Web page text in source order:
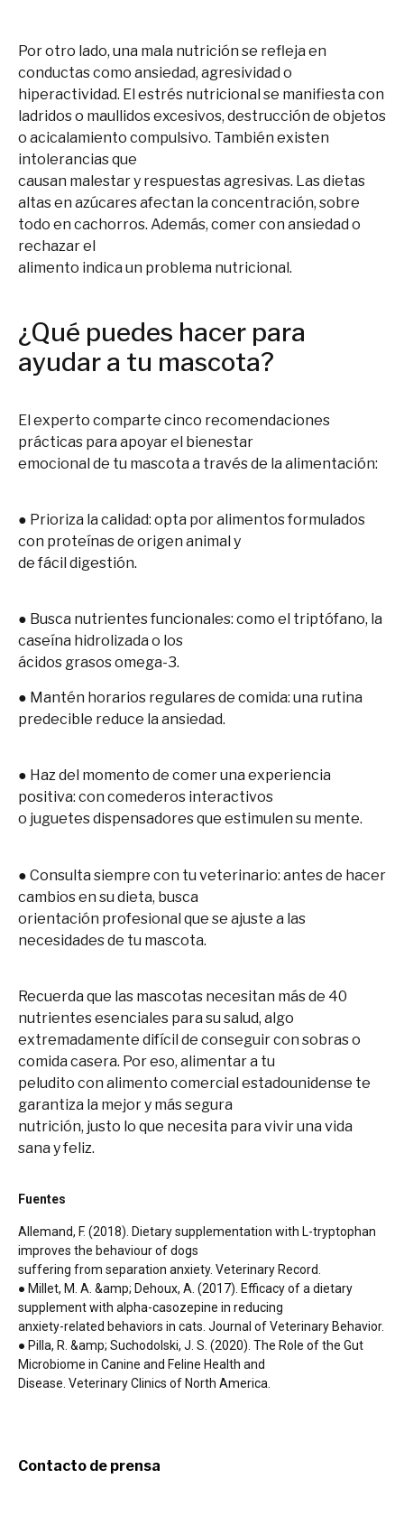
Por otro lado, una mala nutrición se refleja en
conductas como ansiedad, agresividad o
hiperactividad. El estrés nutricional se manifiesta con
ladridos o maullidos excesivos, destrucción de objetos
o acicalamiento compulsivo. También existen
intolerancias que
causan malestar y respuestas agresivas. Las dietas
altas en azúcares afectan la concentración, sobre
todo en cachorros. Además, comer con ansiedad o
rechazar el
alimento indica un problema nutricional.
¿Qué puedes hacer para
ayudar a tu mascota?
El experto comparte cinco recomendaciones
prácticas para apoyar el bienestar
emocional de tu mascota a través de la alimentación:
● Prioriza la calidad: opta por alimentos formulados
con proteínas de origen animal y
de fácil digestión.
● Busca nutrientes funcionales: como el triptófano, la
caseína hidrolizada o los
ácidos grasos omega-3.
● Mantén horarios regulares de comida: una rutina
predecible reduce la ansiedad.
● Haz del momento de comer una experiencia
positiva: con comederos interactivos
o juguetes dispensadores que estimulen su mente.
● Consulta siempre con tu veterinario: antes de hacer
cambios en su dieta, busca
orientación profesional que se ajuste a las
necesidades de tu mascota.
Recuerda que las mascotas necesitan más de 40
nutrientes esenciales para su salud, algo
extremadamente difícil de conseguir con sobras o
comida casera. Por eso, alimentar a tu
peludito con alimento comercial estadounidense te
garantiza la mejor y más segura
nutrición, justo lo que necesita para vivir una vida
sana y feliz.
Fuentes
Allemand, F. (2018). Dietary supplementation with L-tryptophan
improves the behaviour of dogs
suffering from separation anxiety. Veterinary Record.
● Millet, M. A. &amp; Dehoux, A. (2017). Efficacy of a dietary
supplement with alpha-casozepine in reducing
anxiety-related behaviors in cats. Journal of Veterinary Behavior.
● Pilla, R. &amp; Suchodolski, J. S. (2020). The Role of the Gut
Microbiome in Canine and Feline Health and
Disease. Veterinary Clinics of North America.
Contacto de prensa